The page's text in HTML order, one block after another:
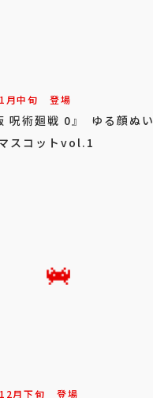
1月中旬 登場
呪術廻戦 0』 ゆる顔ぬい
スコットvol.1
12月下旬 登場